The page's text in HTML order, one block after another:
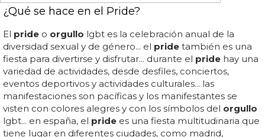
asociación mundial de organizadores delorgullo
hacía saber que la capital española será la ciudad que en
2017 acoja el worldpride, el que se supone que es el
mayor evento a nivel mundial del movimiento lgtb... no
pensemos en la edad que tendremos entonces y
celebremos que madrid ha sido escogida por
unanimidad en la asamblea anual de interpride
y ahora lo que todos nos preguntamos: ¿las olimpiadas
para cuando?... en 2012 ha sido londres, en 2014 será
toronto, y dentro de 5 años las calles de chueca estarán a
reventar más todaví...